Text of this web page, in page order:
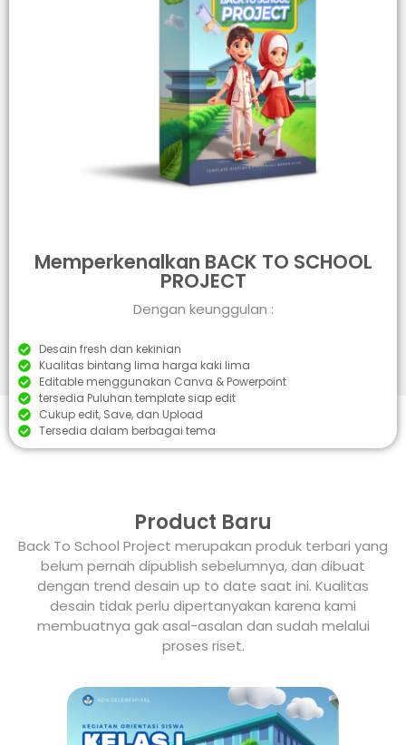
Memperkenalkan BACK TO SCHOOL
PROJECT
Dengan keunggulan :
Desain fresh dan kekinian
Kualitas bintang lima harga kaki lima
Editable menggunakan Canva & Powerpoint
tersedia Puluhan template siap edit
Cukup edit, Save, dan Upload
Tersedia dalam berbagai tema
Product Baru
Back To School Project merupakan produk terbari yang
belum pernah dipublish sebelumnya, dan dibuat
dengan trend desain up to date saat ini. Kualitas
desain tidak perlu dipertanyakan karena kami
membuatnya gak asal-asalan dan sudah melalui
proses riset.